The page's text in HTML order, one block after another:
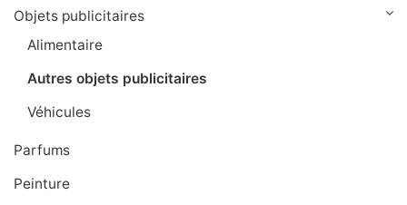
Objets publicitaires
Alimentaire
Autres objets publicitaires
Véhicules
Parfums
Peinture